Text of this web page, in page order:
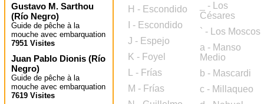
Gustavo M. Sarthou
(Río Negro)
Guide de pêche à la
mouche avec embarquation
7951 Visites
Juan Pablo Dionis (Río
Negro)
Guide de pêche à la
mouche avec embarquation
7619 Visites
H - Escondido
I - Escondido
J - Espejo
K - Foyel
L - Frías
M - Frías
_ - Los
Césares
` - Los Moscos
a - Manso
Medio
b - Mascardi
c - Millaqueo